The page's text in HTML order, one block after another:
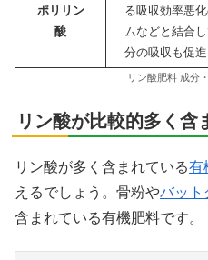
ポリリン
酸
る吸収効率悪
ムなどと結合
分の吸収も促進
リン酸肥料 成分
リン酸が比較的多く含
リン酸が多く含まれている有
えるでしょう。骨粉やバット
含まれている有機肥料です。